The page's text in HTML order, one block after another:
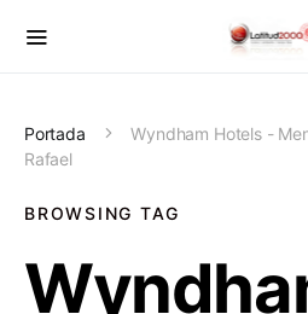
Portada
Wyndham Hotels -
Rafael
BROWSING TAG